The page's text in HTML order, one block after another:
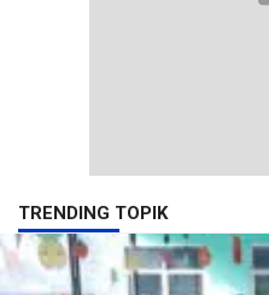
TRENDING TOPIK